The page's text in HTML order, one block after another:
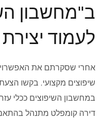
ב"מחשבון
לעמוד
אחרי שסקרתם את
שיפוצים מקצועי, בקשו
במחשבון השיפוצים ככלי
דירה קומפלט מתנהל